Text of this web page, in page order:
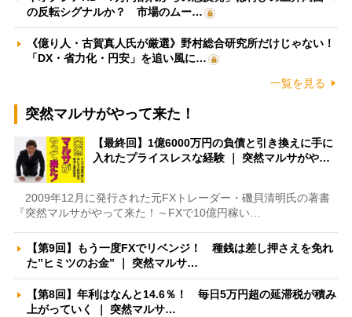
の反転シグナルか？ 市場のムー…
《億り人・古賀真人氏が厳選》野村総合研究所だけじゃない！
「DX・省力化・円安」を追い風に…
一覧を見る
突然マルサがやって来た！
【最終回】1億6000万円の負債と引き換えに手に
入れたプライスレスな経験 ｜ 突然マルサがや…
2009年12月に発行された元FXトレーダー・磯貝清明氏の著書
『突然マルサがやって来た！～FXで10億円稼い…
【第9回】もう一度FXでリベンジ！ 種銭は差し押さえを免れ
た”ヒミツのお金” ｜ 突然マルサ…
【第8回】年利はなんと14.6％！ 毎日5万円超の延滞税が積み
上がっていく ｜ 突然マルサ…